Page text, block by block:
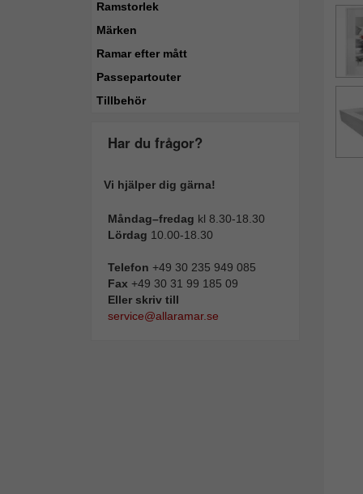
Ramstorlek
Märken
Ramar efter mått
Passepartouter
Tillbehör
Har du frågor?
Vi hjälper dig gärna!
Måndag–fredag kl 8.30-18.30
Lördag 10.00-18.30
Telefon +49 30 235 949 085
Fax +49 30 31 99 185 09
Eller skriv till
service@allaramar.se